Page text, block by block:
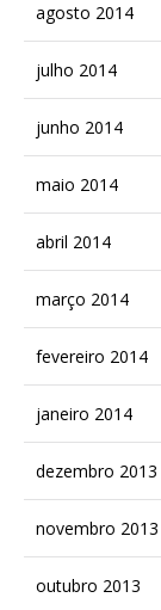
agosto 2014
julho 2014
junho 2014
maio 2014
abril 2014
março 2014
fevereiro 2014
janeiro 2014
dezembro 2013
novembro 2013
outubro 2013